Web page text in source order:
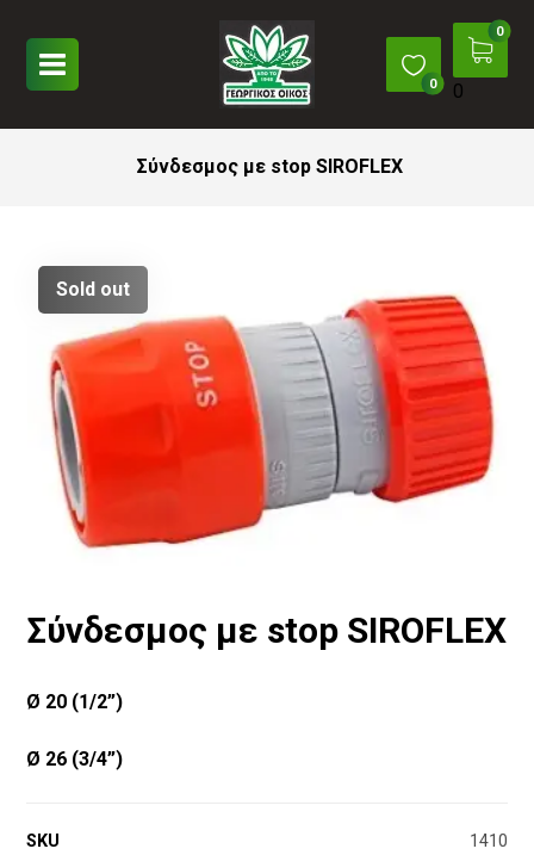
0
Σύνδεσμος με stop SIROFLEX
Sold out
Σύνδεσμος με stop SIROFLEX
Ø 20 (1/2”)
Ø 26 (3/4”)
SKU
1410